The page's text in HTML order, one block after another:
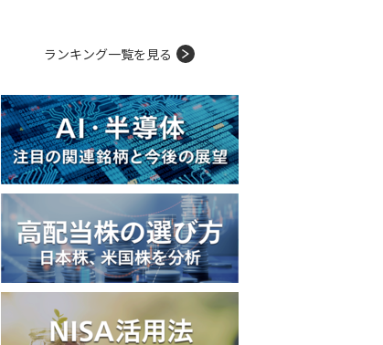
ランキング一覧を見る